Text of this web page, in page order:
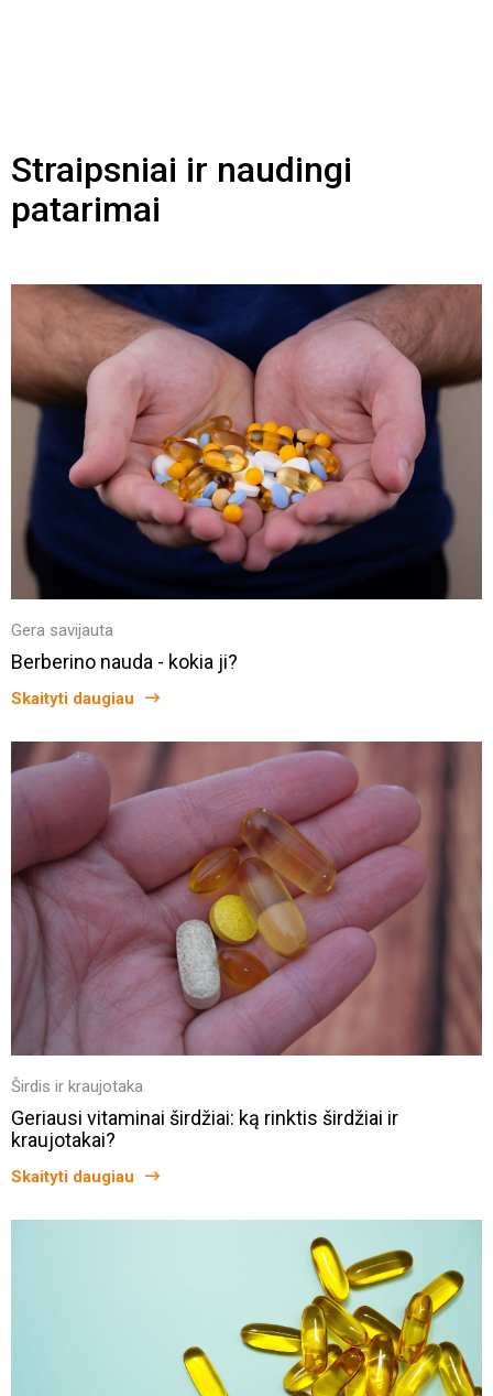
Straipsniai ir naudingi
patarimai
Gera savijauta
Berberino nauda - kokia ji?
Skaityti daugiau
Širdis ir kraujotaka
Geriausi vitaminai širdžiai: ką rinktis širdžiai ir
kraujotakai?
Skaityti daugiau